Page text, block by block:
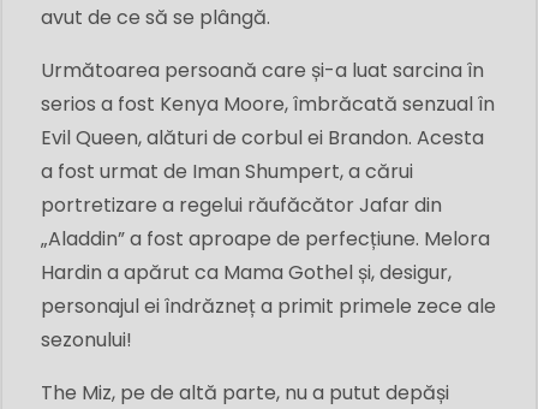
avut de ce să se plângă.
Următoarea persoană care și-a luat sarcina în
serios a fost Kenya Moore, îmbrăcată senzual în
Evil Queen, alături de corbul ei Brandon. Acesta
a fost urmat de Iman Shumpert, a cărui
portretizare a regelui răufăcător Jafar din
„Aladdin” a fost aproape de perfecțiune. Melora
Hardin a apărut ca Mama Gothel și, desigur,
personajul ei îndrăzneț a primit primele zece ale
sezonului!
The Miz, pe de altă parte, nu a putut depăși